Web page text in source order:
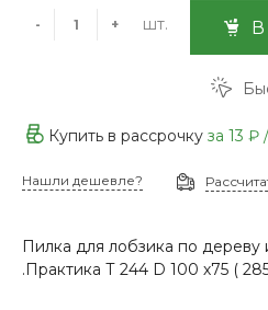
- + шт. В
Купить в рассрочку за 13 ₽
Нашли дешевле?
Пилка для лобзика по
.Практика Т 244 D 100 х75 (